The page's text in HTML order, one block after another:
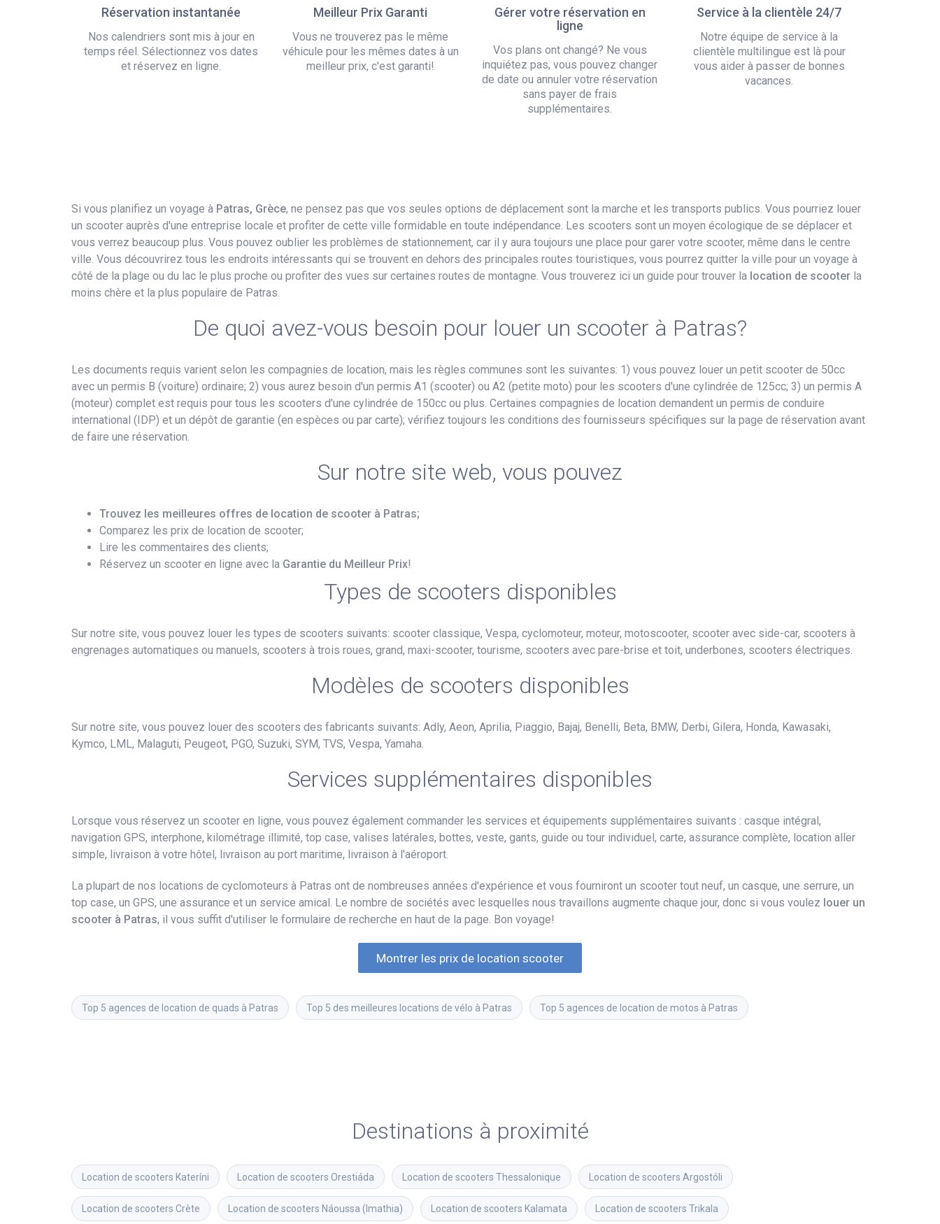
Réservation instantanée
Nos calendriers sont mis à jour en
temps réel. Sélectionnez vos dates
et réservez en ligne.
Meilleur Prix Garanti
Vous ne trouverez pas le même
véhicule pour les mêmes dates à un
meilleur prix, c'est garanti!
Gérer votre réservation en
ligne
Vos plans ont changé? Ne vous
inquiétez pas, vous pouvez changer
de date ou annuler votre réservation
sans payer de frais
supplémentaires.
Service à la clientèle 24/7
Notre équipe de service à la
clientèle multilingue est là pour
vous aider à passer de bonnes
vacances.
Si vous planifiez un voyage à Patras, Grèce, ne pensez pas que vos seules options de déplacement sont la marche et les transports publics. Vous pourriez louer
un scooter auprès d'une entreprise locale et profiter de cette ville formidable en toute indépendance. Les scooters sont un moyen écologique de se déplacer et
vous verrez beaucoup plus. Vous pouvez oublier les problèmes de stationnement, car il y aura toujours une place pour garer votre scooter, même dans le centre
ville. Vous découvrirez tous les endroits intéressants qui se trouvent en dehors des principales routes touristiques, vous pourrez quitter la ville pour un voyage à
côté de la plage ou du lac le plus proche ou profiter des vues sur certaines routes de montagne. Vous trouverez ici un guide pour trouver la location de scooter la
moins chère et la plus populaire de Patras.
De quoi avez-vous besoin pour louer un scooter à Patras?
Les documents requis varient selon les compagnies de location, mais les règles communes sont les suivantes: 1) vous pouvez louer un petit scooter de 50cc
avec un permis B (voiture) ordinaire; 2) vous aurez besoin d'un permis A1 (scooter) ou A2 (petite moto) pour les scooters d'une cylindrée de 125cc; 3) un permis A
(moteur) complet est requis pour tous les scooters d'une cylindrée de 150cc ou plus. Certaines compagnies de location demandent un permis de conduire
international (IDP) et un dépôt de garantie (en espèces ou par carte); vérifiez toujours les conditions des fournisseurs spécifiques sur la page de réservation avant
de faire une réservation.
Sur notre site web, vous pouvez
Trouvez les meilleures offres de location de scooter à Patras;
Comparez les prix de location de scooter;
Lire les commentaires des clients;
Réservez un scooter en ligne avec la Garantie du Meilleur Prix!
Types de scooters disponibles
Sur notre site, vous pouvez louer les types de scooters suivants: scooter classique, Vespa, cyclomoteur, moteur, motoscooter, scooter avec side-car, scooters à
engrenages automatiques ou manuels, scooters à trois roues, grand, maxi-scooter, tourisme, scooters avec pare-brise et toit, underbones, scooters électriques.
Modèles de scooters disponibles
Sur notre site, vous pouvez louer des scooters des fabricants suivants: Adly, Aeon, Aprilia, Piaggio, Bajaj, Benelli, Beta, BMW, Derbi, Gilera, Honda, Kawasaki,
Kymco, LML, Malaguti, Peugeot, PGO, Suzuki, SYM, TVS, Vespa, Yamaha.
Services supplémentaires disponibles
Lorsque vous réservez un scooter en ligne, vous pouvez également commander les services et équipements supplémentaires suivants : casque intégral,
navigation GPS, interphone, kilométrage illimité, top case, valises latérales, bottes, veste, gants, guide ou tour individuel, carte, assurance complète, location aller
simple, livraison à votre hôtel, livraison au port maritime, livraison à l'aéroport.
La plupart de nos locations de cyclomoteurs à Patras ont de nombreuses années d'expérience et vous fourniront un scooter tout neuf, un casque, une serrure, un
top case, un GPS, une assurance et un service amical. Le nombre de sociétés avec lesquelles nous travaillons augmente chaque jour, donc si vous voulez louer un
scooter à Patras, il vous suffit d'utiliser le formulaire de recherche en haut de la page. Bon voyage!
Montrer les prix de location scooter
Top 5 agences de location de quads à Patras Top 5 des meilleures locations de vélo à Patras Top 5 agences de location de motos à Patras
Destinations à proximité
Location de scooters Kateríni Location de scooters Orestiáda Location de scooters Thessalonique Location de scooters Argostóli
Location de scooters Crète Location de scooters Náoussa (Imathia) Location de scooters Kalamata Location de scooters Trikala